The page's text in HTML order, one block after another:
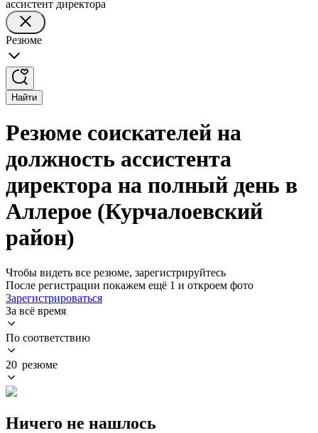
ассистент директора
Резюме
Найти
Резюме соискателей на
должность ассистента
директора на полный день в
Аллерое (Курчалоевский
район)
Чтобы видеть все резюме, зарегистрируйтесь
После регистрации покажем ещё 1 и откроем фото
Зарегистрироваться
За всё время
По соответствию
20 резюме
Ничего не нашлось